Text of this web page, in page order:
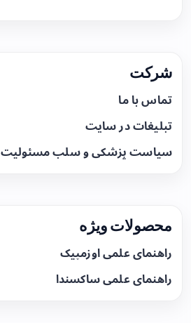
شرکت
تماس با ما
تبلیغات در سایت
سیاست پزشکی و سلب مسئولیت
محصولات ویژه
راهنمای علمی اوزمپیک
راهنمای علمی ساکسندا